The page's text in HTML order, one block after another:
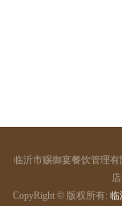
临沂市赐御宴餐饮管理
CopyRight © 版权所有: 临